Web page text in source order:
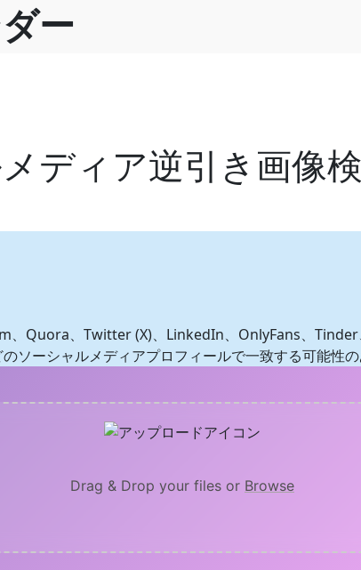
ー
ディア逆引き画像
、Quora、Twitter (X)、LinkedIn、OnlyFans、Tinder
ソーシャルメディアプロフィールで一致する可能性
Drag & Drop your files or Browse